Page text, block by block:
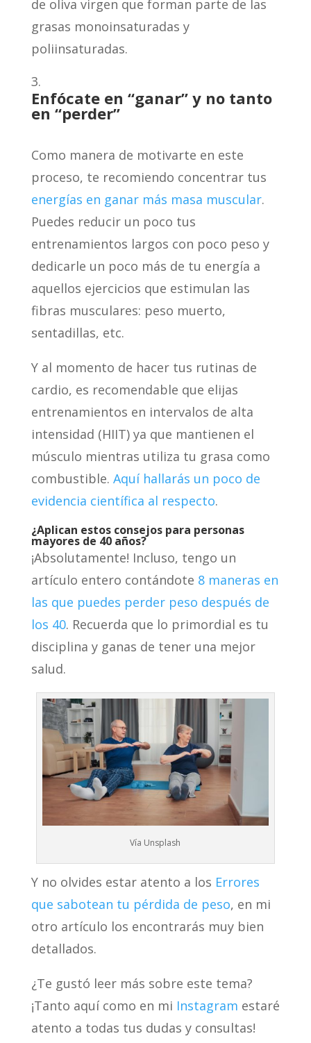
de oliva virgen que forman parte de las
grasas monoinsaturadas y
poliinsaturadas.
Enfócate en “ganar” y no tanto
en “perder”
Como manera de motivarte en este
proceso, te recomiendo concentrar tus
energías en ganar más masa muscular.
Puedes reducir un poco tus
entrenamientos largos con poco peso y
dedicarle un poco más de tu energía a
aquellos ejercicios que estimulan las
fibras musculares: peso muerto,
sentadillas, etc.
Y al momento de hacer tus rutinas de
cardio, es recomendable que elijas
entrenamientos en intervalos de alta
intensidad (HIIT) ya que mantienen el
músculo mientras utiliza tu grasa como
combustible. Aquí hallarás un poco de
evidencia científica al respecto.
¿Aplican estos consejos para personas
mayores de 40 años?
¡Absolutamente! Incluso, tengo un
artículo entero contándote 8 maneras en
las que puedes perder peso después de
los 40. Recuerda que lo primordial es tu
disciplina y ganas de tener una mejor
salud.
Vía Unsplash
Y no olvides estar atento a los Errores
que sabotean tu pérdida de peso, en mi
otro artículo los encontrarás muy bien
detallados.
¿Te gustó leer más sobre este tema?
¡Tanto aquí como en mi Instagram estaré
atento a todas tus dudas y consultas!